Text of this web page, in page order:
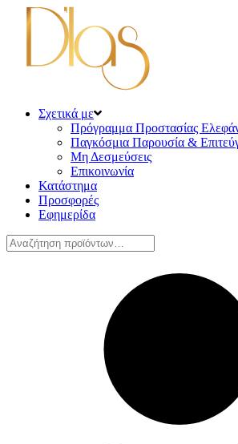
Σχετικά με
Πρόγραμμα Προστασίας
Παγκόσμια Παρουσία &
Μη Δεσμεύσεις
Επικοινωνία
Κατάστημα
Προσφορές
Εφημερίδα
Αναζήτηση
για: